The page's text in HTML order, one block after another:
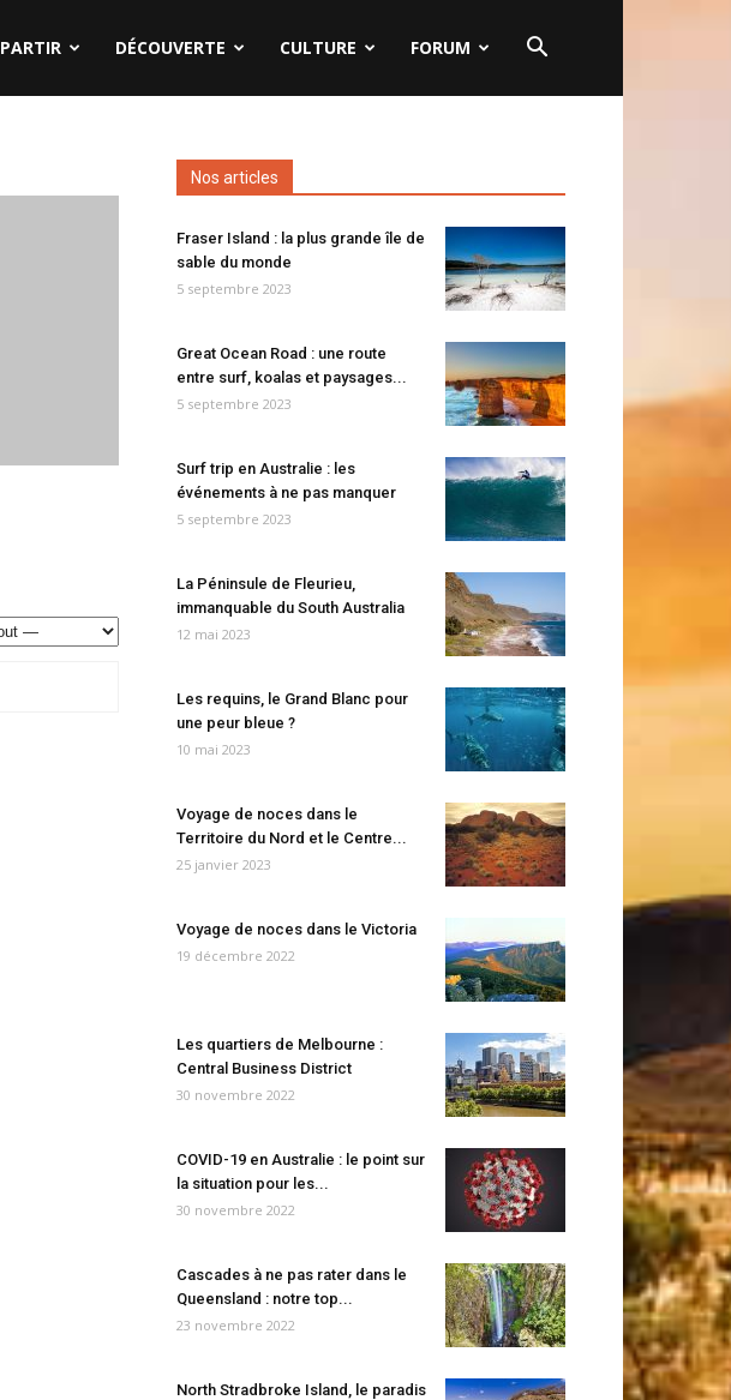
PARTIR DÉCOUVERTE CULTURE FORUM
Nos articles
Fraser Island : la plus grande île de
sable du monde
5 septembre 2023
Great Ocean Road : une route
entre surf, koalas et paysages...
5 septembre 2023
Surf trip en Australie : les
événements à ne pas manquer
5 septembre 2023
La Péninsule de Fleurieu,
immanquable du South Australia
12 mai 2023
Les requins, le Grand Blanc pour
une peur bleue ?
10 mai 2023
Voyage de noces dans le
Territoire du Nord et le Centre...
25 janvier 2023
Voyage de noces dans le Victoria
19 décembre 2022
Les quartiers de Melbourne :
Central Business District
30 novembre 2022
COVID-19 en Australie : le point sur
la situation pour les...
30 novembre 2022
Cascades à ne pas rater dans le
Queensland : notre top...
23 novembre 2022
North Stradbroke Island, le paradis